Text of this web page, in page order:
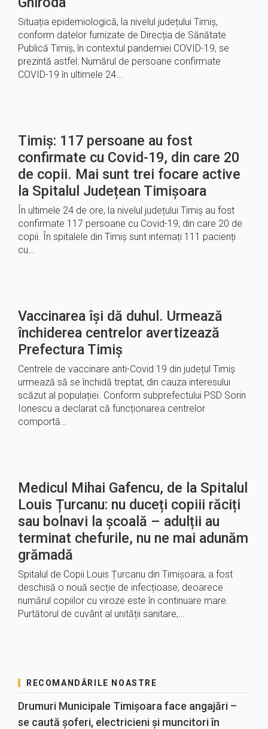
Situația epidemiologică, la nivelul județului Timiș,
conform datelor furnizate de Direcția de Sănătate
Publică Timiș, în contextul pandemiei COVID-19, se
prezintă astfel: Numărul de persoane confirmate
COVID-19 în ultimele 24…
Timiș: 117 persoane au fost
confirmate cu Covid-19, din care 20
de copii. Mai sunt trei focare active
la Spitalul Județean Timișoara
În ultimele 24 de ore, la nivelul județului Timiș au fost
confirmate 117 persoane cu Covid-19, din care 20 de
copii. În spitalele din Timiș sunt internați 111 pacienți
cu…
Vaccinarea își dă duhul. Urmează
închiderea centrelor avertizează
Prefectura Timiș
Centrele de vaccinare anti-Covid 19 din județul Timiș
urmează să se închidă treptat, din cauza interesului
scăzut al populației. Conform subprefectului PSD Sorin
Ionescu a declarat că funcționarea centrelor
comportă…
Medicul Mihai Gafencu, de la Spitalul
Louis Țurcanu: nu duceți copiii răciți
sau bolnavi la școală – adulții au
terminat chefurile, nu ne mai adunăm
grămadă
Spitalul de Copii Louis Țurcanu din Timișoara, a fost
deschisă o nouă secție de infecțioase, deoarece
numărul copiilor cu viroze este în continuare mare.
Purtătorul de cuvânt al unității sanitare,…
RECOMANDĂRILE NOASTRE
Drumuri Municipale Timișoara face angajări –
se caută șoferi, electricieni și muncitori în